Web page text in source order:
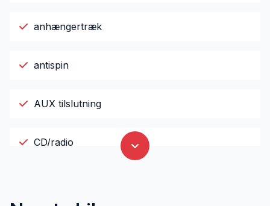
anhængertræk
antispin
AUX tilslutning
CD/radio